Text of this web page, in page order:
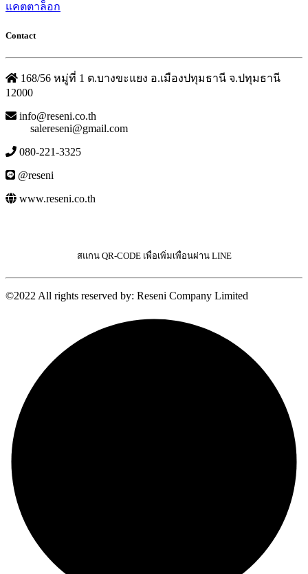
แคตตาล็อก
Contact
168/56 หมู่ที่ 1 ต.บางขะแยง อ.เมืองปทุมธานี จ.ปทุมธานี
12000
info@reseni.co.th
salereseni@gmail.com
080-221-3325
@reseni
www.reseni.co.th
สแกน QR-CODE เพื่อเพิ่มเพื่อนผ่าน LINE
©2022 All rights reserved by: Reseni Company Limited